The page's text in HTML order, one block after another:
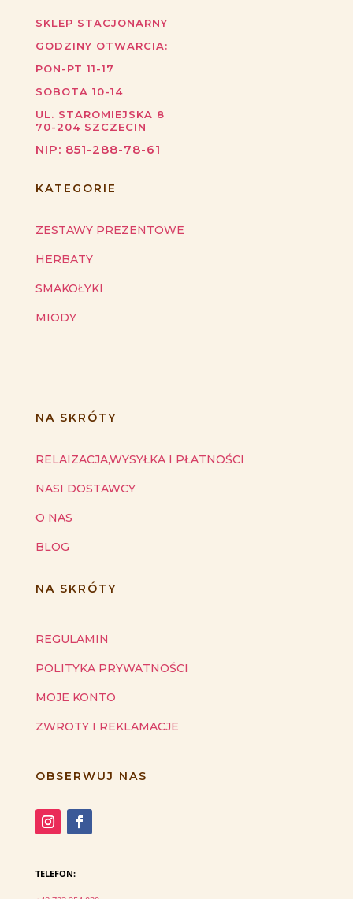
SKLEP STACJONARNY
GODZINY OTWARCIA:
PON-PT 11-17
SOBOTA 10-14
UL. STAROMIEJSKA 8
70-204 SZCZECIN
NIP: 851-288-78-61
KATEGORIE
ZESTAWY PREZENTOWE
HERBATY
SMAKOŁYKI
MIODY
NA SKRÓTY
RELAIZACJA,WYSYŁKA I PŁATNOŚCI
NASI DOSTAWCY
O NAS
BLOG
NA SKRÓTY
REGULAMIN
POLITYKA PRYWATNOŚCI
MOJE KONTO
ZWROTY I REKLAMACJE
OBSERWUJ NAS
TELEFON: